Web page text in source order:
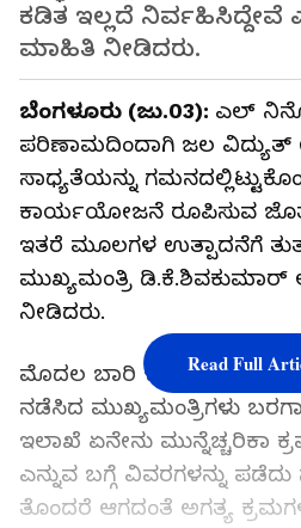
ಕಡಿತ ಇಲ್ಲದೆ ನಿರ್ವಹಿಸಿದ್ದೇವೆ
ಮಾಹಿತಿ ನೀಡಿದರು.
ಬೆಂಗಳೂರು (ಜು.03): ಎಲ್ ನಿನೊ
ಪರಿಣಾಮದಿಂದಾಗಿ ಜಲ ವಿದ್ಯುತ್‌
ಸಾಧ್ಯತೆಯನ್ನು
ಕಾರ್ಯಯೋಜನೆ ರೂಪಿಸುವ
ಇತರೆ ಮೂಲಗಳ ಉತ್ಪಾದನೆಗೆ
ಮುಖ್ಯಮಂತ್ರಿ ಡಿ.ಕೆ.ಶಿವಕುಮಾರ್‌
ನೀಡಿದರು.
ಮೊದಲ ಬಾರಿ ಇಂಧನ ಇಲಾಖೆಯ
ನಡೆಸಿದ ಮುಖ್ಯಮಂತ್ರಿಗಳು
ಇಲಾಖೆ ಏನೇನು ಮುನ್ನೆಚ್ಚರಿಕಾ
ಎನ್ನುವ ಬಗ್ಗೆ ವಿವರಗಳನ್ನು
ತೊಂದರೆ ಆಗದಂತೆ ಅಗತ್ಯ
Read Full